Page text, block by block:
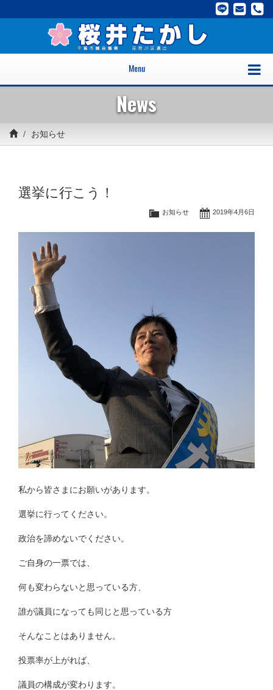
Menu
News
お知らせ
選挙に行こう！
2019年4月6日
お知らせ
私から皆さまにお願いがあります。
選挙に行ってください。
政治を諦めないでください。
ご自身の一票では、
何も変わらないと思っている方、
誰が議員になっても同じと思っている方
そんなことはありません。
投票率が上がれば、
議員の構成が変わります。